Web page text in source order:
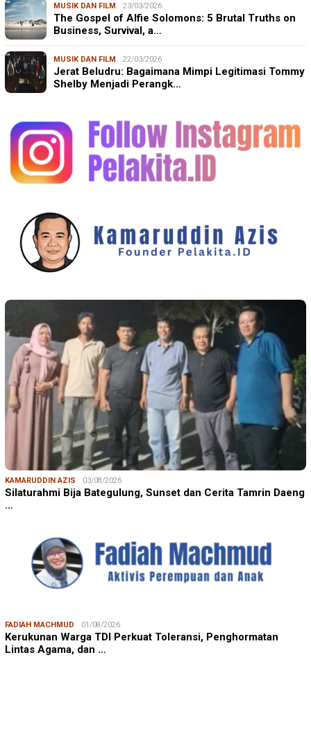
MUSIK DAN FILM 23/03/2026
The Gospel of Alfie Solomons: 5 Brutal Truths on
Business, Survival, a…
MUSIK DAN FILM 22/03/2026
Jerat Beludru: Bagaimana Mimpi Legitimasi Tommy
Shelby Menjadi Perangk…
KAMARUDDIN AZIS 03/08/2026
Silaturahmi Bija Bategulung, Sunset dan Cerita Tamrin Daeng
…
FADIAH MACHMUD 01/08/2026
Kerukunan Warga TDI Perkuat Toleransi, Penghormatan
Lintas Agama, dan …